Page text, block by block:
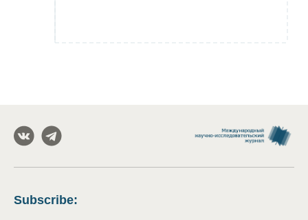
Subscribe: